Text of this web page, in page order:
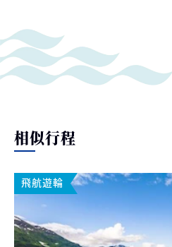
相似行程
飛航遊輪